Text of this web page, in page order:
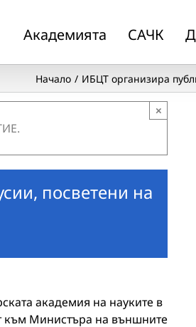
Академията САЧК
Начало ИБЦТ организира
×
посветени на
академия на науките в
към Министъра на външните